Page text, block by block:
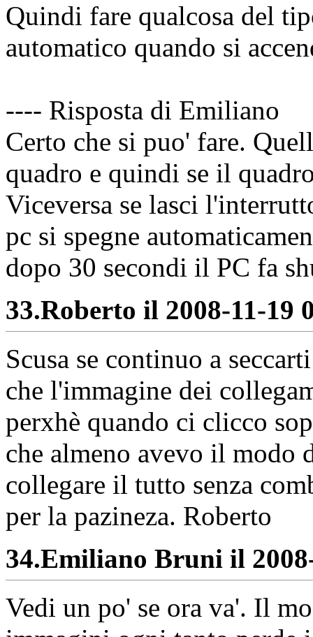
Quindi fare qualcosa del
automatico quando si
---- Risposta di Emiliano
Certo che si puo' fare.
quadro e quindi se il
Viceversa se lasci
pc si spegne
dopo 30 secondi il PC fa
33.Roberto il 2008-11-19
Scusa se continuo a
che l'immagine dei
perxhè quando ci clicco
che almeno avevo il modo
collegare il tutto senza
per la pazineza. Roberto
34.Emiliano Bruni il
Vedi un po' se ora va'. Il